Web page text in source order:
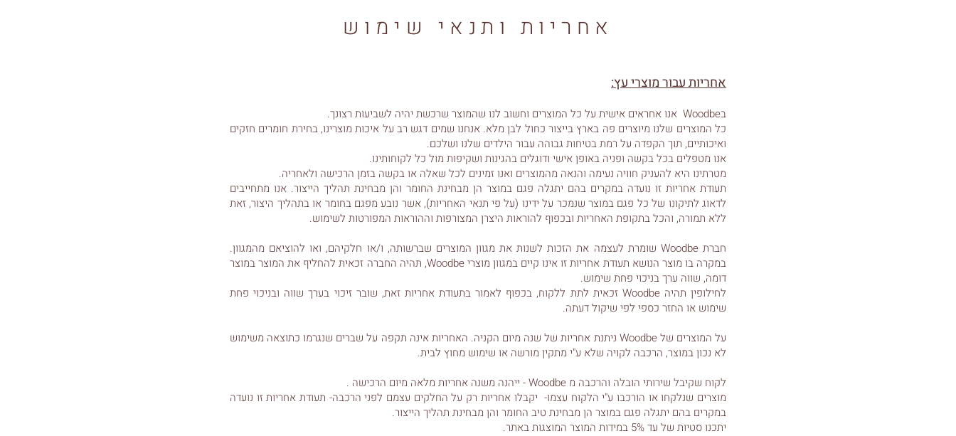
אחריות ותנאי שימוש
אחריות עבורמוצרי עץ:
בWoodbe אנו אחראים אישית על כל המוצרים וחשוב לנו שהמוצר שרכשת יהיה לשביעות רצונך.
כל המוצרים שלנו מיוצרים פה בארץ בייצור כחול לבן מלא. אנחנו שמים דגש רב על איכות מוצרינו, בחירת חומרים חזקים
ואיכותיים, תוך הקפדה על רמת בטיחות גבוהה עבור הילדים שלנו ושלכם.
אנו מטפלים בכל בקשה ופניה באופן אישי ודוגלים בהגינות ושקיפות מול כל לקוחותינו.
מטרתינו היא להעניק חוויה נעימה והנאה מהמוצרים ואנו זמינים לכל שאלה או בקשה בזמן הרכישה ולאחריה.
תעודת אחריות זו נועדה במקרים בהם יתגלה פגם במוצר הן מבחינת החומר והן מבחינת תהליך הייצור. אנו מתחייבים
לדאוג לתיקונו של כל פגם במוצר שנמכר על ידינו (על פי תנאי האחריות), אשר נובע מפגם בחומר או בתהליך היצור, זאת
ללא תמורה, והכל בתקופת האחריות ובכפוף להוראות היצרן המצורפות וההוראות המפורטות לשימוש.
חברת Woodbe שומרת לעצמה את הזכות לשנות את מגוון המוצרים שברשותה, ו/או חלקיהם, ואו להוציאם מהמגוון.
במקרה בו מוצר הנושא תעודת אחריות זו אינו קיים במגוון מוצרי Woodbe, תהיה החברה זכאית להחליף את המוצר במוצר
דומה, שווה ערך בניכוי פחת שימוש.
לחילופין תהיה Woodbe זכאית לתת ללקוח, בכפוף לאמור בתעודת אחריות זאת, שובר זיכוי בערך שווה ובניכוי פחת
שימוש או החזר כספי לפי שיקול דעתה.
על המוצרים של Woodbe ניתנת אחריות של שנה מיום הקניה. האחריות אינה תקפה על שברים שנגרמו כתוצאה משימוש
לא נכון במוצר, הרכבה לקויה שלא ע"י מתקין מורשה או שימוש מחוץ לבית.
לקוח שקיבל שירותי הובלה והרכבה מ Woodbe - ייהנה משנה אחריות מלאה מיום הרכישה .
מוצרים שנלקחו או הורכבו ע"י הלקוח עצמו- יקבלו אחריות רק על החלקים עצמם לפני הרכבה- תעודת אחריות זו נועדה
במקרים בהם יתגלה פגם במוצר הן מבחינת טיב החומר והן מבחינת תהליך הייצור.
יתכנו סטיות של עד 5% במידות המוצר המוצגות באתר.